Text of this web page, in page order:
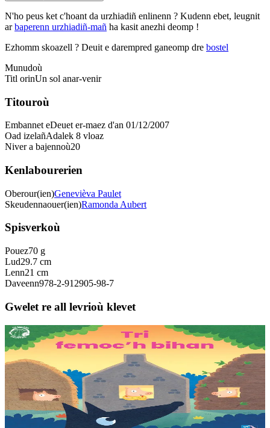
N'ho peus ket c'hoant da urzhiadiñ enlinenn ? Kudenn ebet, leugnit
arbaperenn urzhiadiñ-mañ ha kasit anezhi deomp !
Ezhomm skoazell ? Deuit e darempred ganeomp dre bostel
Munudoù
Titl orinUn sol anar-venir
Titouroù
Embannet eDeuet er-maez d'an 01/12/2007
Oad izelañAdalek 8 vloaz
Niver a bajennoù20
Kenlabourerien
Oberour(ien)Genevièva Paulet
Skeudennaouer(ien)Ramonda Aubert
Spisverkoù
Pouez70 g
Lud29.7 cm
Lenn21 cm
Daveenn978-2-912905-98-7
Gwelet re all levrioù klevet
3 bloaz hag ouzhpenn
TES
Tri femoc'h bihan
Ur wech e oa tri femoc’h bihan hag a veve eürus gant o zud. Un
deiz koulskoude e voe poent da bep hini kaout e di ! Ur rummad
savet a-ratozh evit ar vugale...